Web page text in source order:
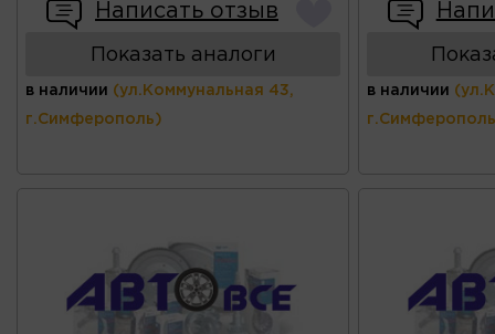
Написать отзыв
Показать аналоги
в наличии (ул.Коммунальная 43,
г.Симферополь)
в наличии